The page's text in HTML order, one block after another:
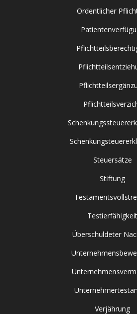
Ordentlicher
Steuersätze
Stiftung
Testierfähigkeit
Überschuldeter
Verjährung